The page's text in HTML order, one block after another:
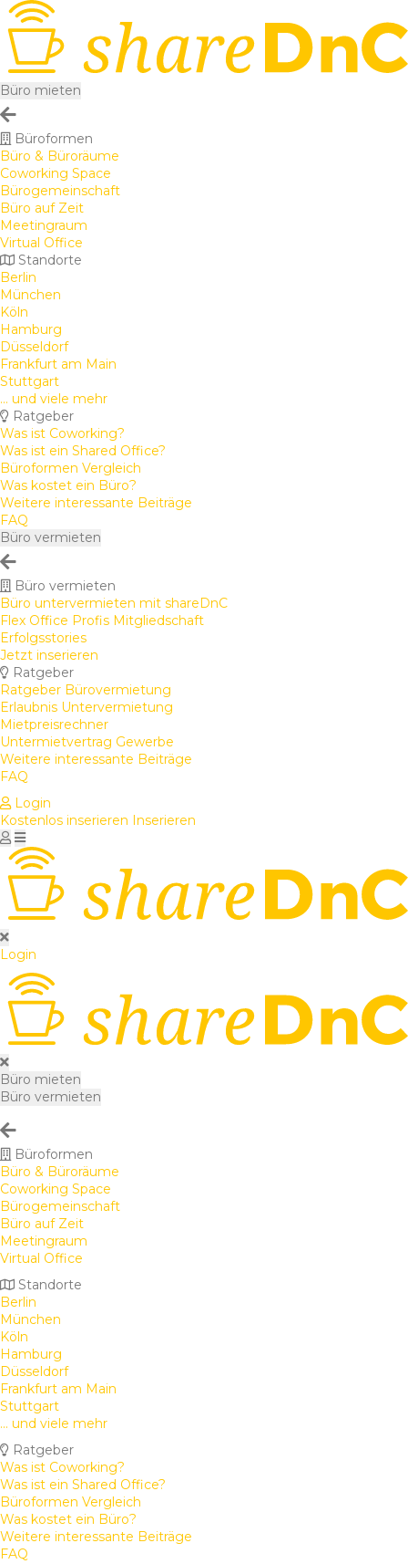
Büro mieten
Büroformen
Büro & Büroräume
Coworking Space
Bürogemeinschaft
Büro auf Zeit
Meetingraum
Virtual Office
Standorte
Berlin
München
Köln
Hamburg
Düsseldorf
Frankfurt am Main
Stuttgart
... und viele mehr
Ratgeber
Was ist Coworking?
Was ist ein Shared Office?
Büroformen Vergleich
Was kostet ein Büro?
Weitere interessante Beiträge
FAQ
Büro vermieten
Büro vermieten
Büro untervermieten mit shareDnC
Flex Office Profis Mitgliedschaft
Erfolgsstories
Jetzt inserieren
Ratgeber
Ratgeber Bürovermietung
Erlaubnis Untervermietung
Mietpreisrechner
Untermietvertrag Gewerbe
Weitere interessante Beiträge
FAQ
Login
Kostenlos inserieren Inserieren
Login
Büro mieten
Büro vermieten
Büroformen
Büro & Büroräume
Coworking Space
Bürogemeinschaft
Büro auf Zeit
Meetingraum
Virtual Office
Standorte
Berlin
München
Köln
Hamburg
Düsseldorf
Frankfurt am Main
Stuttgart
... und viele mehr
Ratgeber
Was ist Coworking?
Was ist ein Shared Office?
Büroformen Vergleich
Was kostet ein Büro?
Weitere interessante Beiträge
FAQ